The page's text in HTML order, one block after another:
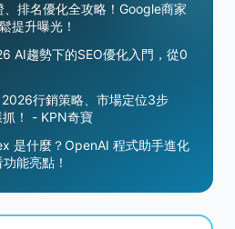
排名優化全攻略！Google商家
提升曝光！
AI趨勢下的SEO優化入門，從0
行銷策略、市場定位3步
！ - KPN奇寶
是什麼？OpenAI 程式助手進化
能亮點！